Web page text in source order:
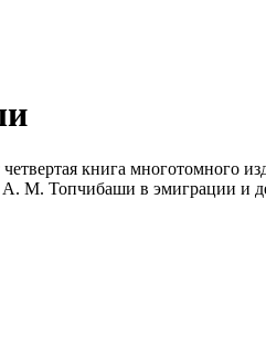
книга многотомного
М. Топчибаши в эмиграции и